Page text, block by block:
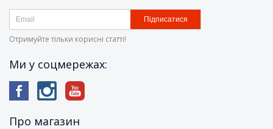
Підписатися
Отримуйте тільки корисні статті!
Ми у соцмережах:
Про магазин